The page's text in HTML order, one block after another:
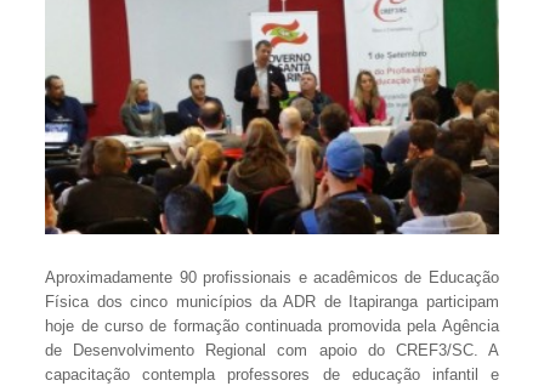
Aproximadamente 90 profissionais e acadêmicos de Educação
Física dos cinco municípios da ADR de Itapiranga participam
hoje de curso de formação continuada promovida pela Agência
de Desenvolvimento Regional com apoio do CREF3/SC. A
capacitação contempla professores de educação infantil e